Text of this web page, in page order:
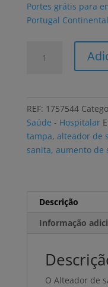
Portes grátis para
Portugal
HERDEGEN
CONTACT
PLUS
REF: 1757544
Saúde - Hospitalar
tampa, alteador de
sanita, aumento de
Descrição
Informação
O Alteador de